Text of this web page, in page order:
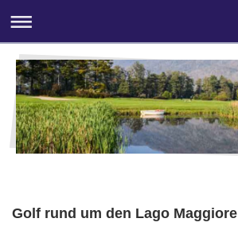
Golf rund um den Lago Maggiore